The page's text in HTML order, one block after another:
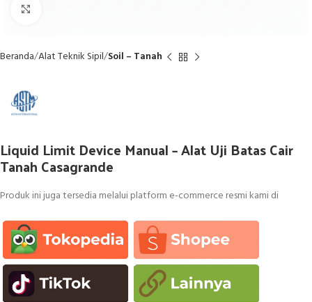
Beranda Alat Teknik Sipil Soil – Tanah
Liquid Limit Device Manual – Alat Uji Batas Cair
Tanah Casagrande
Produk ini juga tersedia melalui platform e-commerce resmi kami di